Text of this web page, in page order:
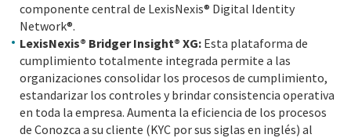
componente central de LexisNexis® Digital Identity
Network®.
LexisNexis® Bridger Insight® XG: Esta plataforma de
cumplimiento totalmente integrada permite a las
organizaciones consolidar los procesos de cumplimiento,
estandarizar los controles y brindar consistencia operativa
en toda la empresa. Aumenta la eficiencia de los procesos
de Conozca a su cliente (KYC por sus siglas en inglés) al